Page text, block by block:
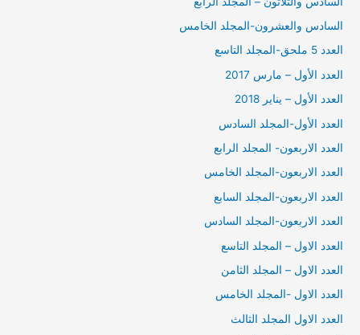
السادس والعشرون-المجلد الخامس
العدد 5 ملحق-المجلد التاسع
العدد الأول – مارس 2017
العدد الأول – يناير 2018
العدد الأول-المجلد السادس
العدد الاربعون- المجلد الرابع
العدد الاربعون-المجلد الخامس
العدد الاربعون-المجلد السابع
العدد الاربعون-المجلد السادس
العدد الاول – المجلد التاسع
العدد الاول – المجلد الثامن
العدد الاول -المجلد الخامس
العدد الاول المجلد الثالث